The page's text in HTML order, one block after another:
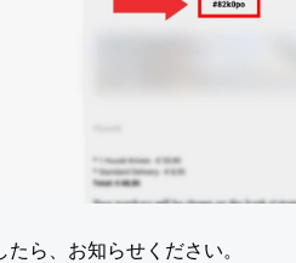
ら、お知らせください。